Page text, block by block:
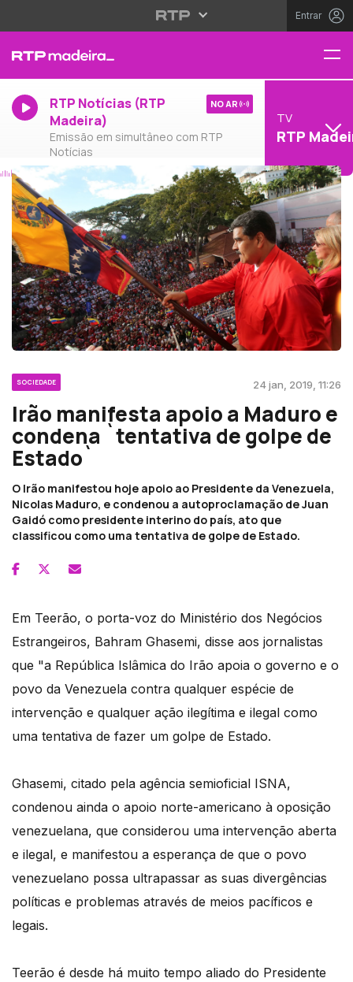
Entrar
RTP Notícias (RTP
Madeira)
Emissão em simultâneo com RTP
Notícias
NO AR
TV
RTP
SOCIEDADE 24 jan, 2019, 11:26
Irão manifesta apoio a Maduro e
condena `tentativa de golpe de
Estado`
O Irão manifestou hoje apoio ao Presidente da Venezuela,
Nicolas Maduro, e condenou a autoproclamação de Juan
Gaidó como presidente interino do país, ato que
classificou como uma tentativa de golpe de Estado.
Em Teerão, o porta-voz do Ministério dos Negócios
Estrangeiros, Bahram Ghasemi, disse aos jornalistas
que "a República Islâmica do Irão apoia o governo e o
povo da Venezuela contra qualquer espécie de
intervenção e qualquer ação ilegítima e ilegal como
uma tentativa de fazer um golpe de Estado.
Ghasemi, citado pela agência semioficial ISNA,
condenou ainda o apoio norte-americano à oposição
venezuelana, que considerou uma intervenção aberta
e ilegal, e manifestou a esperança de que o povo
venezuelano possa ultrapassar as suas divergências
políticas e problemas através de meios pacíficos e
legais.
Teerão é desde há muito tempo aliado do Presidente